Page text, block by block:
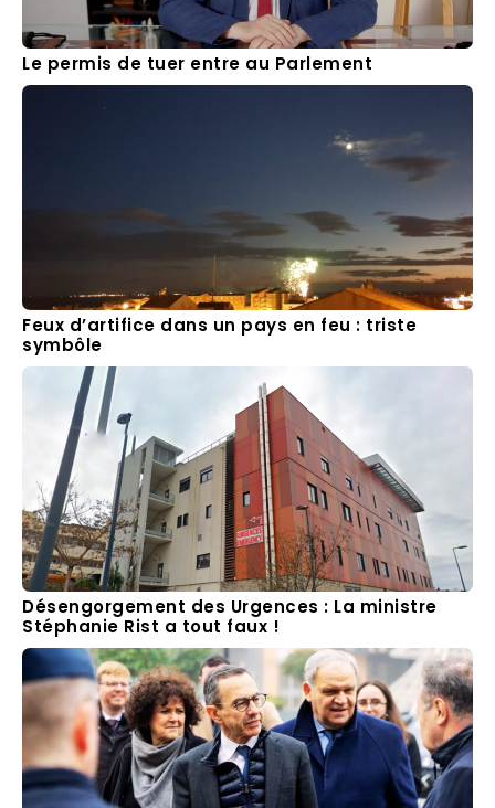
Le permis de tuer entre au Parlement
Feux d’artifice dans un pays en feu : triste
symbôle
Désengorgement des Urgences : La ministre
Stéphanie Rist a tout faux !